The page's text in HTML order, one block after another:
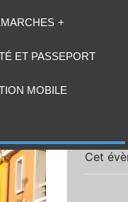
ET PASSEPORT
MOBILE
Cet